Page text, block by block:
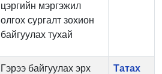
цэргийн мэргэжил
олгох сургалт зохион
байгуулах тухай
Гэрээ байгуулах эрх
Татах